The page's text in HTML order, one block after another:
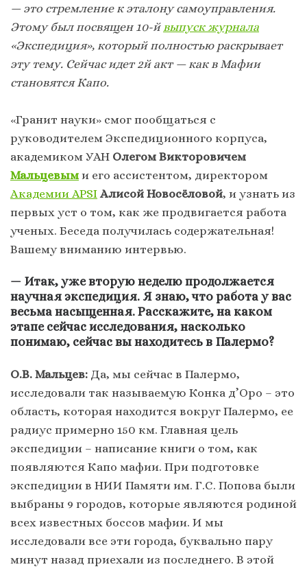
— это стремление к эталону самоуправления.
Этому был посвящен 10-й выпуск журнала
«Экспедиция», который полностью раскрывает
эту тему. Сейчас идет 2й акт — как в Мафии
становятся Капо.
«Гранит науки» смог пообщаться с
руководителем Экспедиционного корпуса,
академиком УАН Олегом Викторовичем
Мальцевым и его ассистентом, директором
Академии APSI Алисой Новосёловой, и узнать из
первых уст о том, как же продвигается работа
ученых. Беседа получилась содержательная!
Вашему вниманию интервью.
— Итак, уже вторую неделю продолжается
научная экспедиция. Я знаю, что работа у вас
весьма насыщенная. Расскажите, на каком
этапе сейчас исследования, насколько
понимаю, сейчас вы находитесь в Палермо?
О.В. Мальцев: Да, мы сейчас в Палермо,
исследовали так называемую Конка д’Оро – это
область, которая находится вокруг Палермо, ее
радиус примерно 150 км. Главная цель
экспедиции – написание книги о том, как
появляются Капо мафии. При подготовке
экспедиции в НИИ Памяти им. Г.С. Попова были
выбраны 9 городов, которые являются родиной
всех известных боссов мафии. И мы
исследовали все эти города, буквально пару
минут назад приехали из последнего. В этой